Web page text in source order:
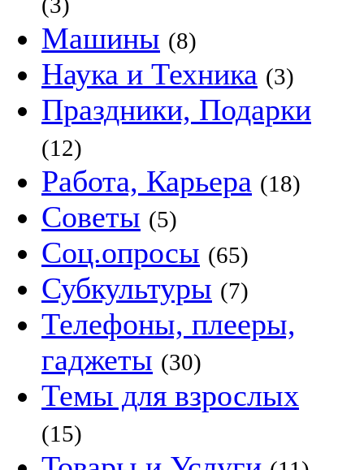
Машины (8)
Наука и Техника (3)
Праздники, Подарки
(12)
Работа, Карьера (18)
Советы (5)
Соц.опросы (65)
Субкультуры (7)
Телефоны, плееры,
гаджеты (30)
Темы для взрослых
(15)